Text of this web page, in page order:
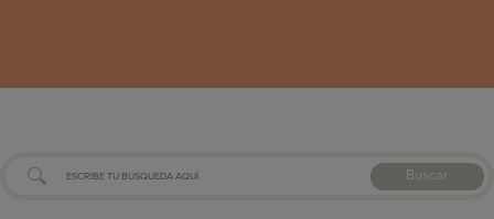
Buscar